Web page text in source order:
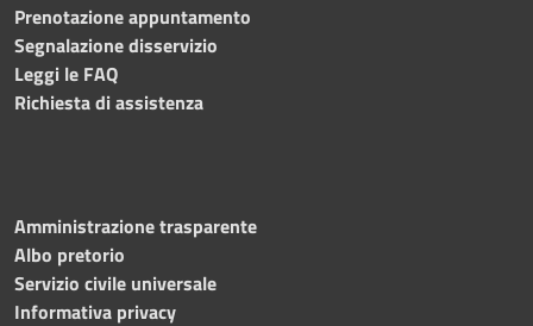
Prenotazione appuntamento
Segnalazione disservizio
Leggi le FAQ
Richiesta di assistenza
Amministrazione trasparente
Albo pretorio
Servizio civile universale
Informativa privacy